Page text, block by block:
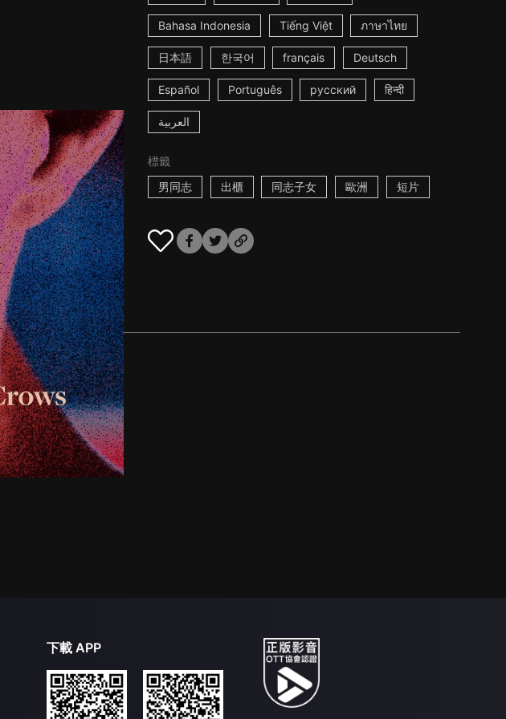
Bahasa Indonesia Tiếng Việt ภาษาไทย
日本語 한국어 français Deutsch
Español Português русский हिन्दी
العربية
標籤
男同志
出櫃 同志子女 歐洲 短片
下載 APP